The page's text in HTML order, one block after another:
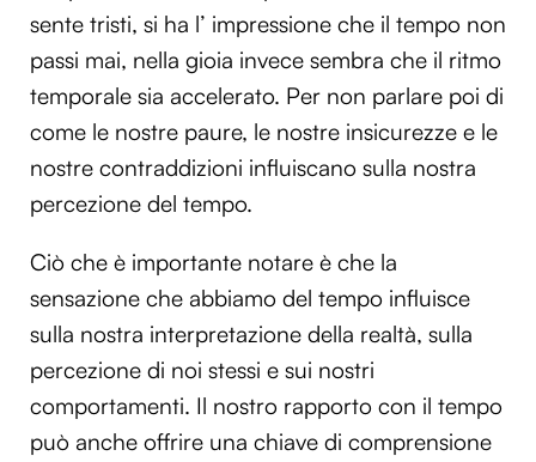
sente tristi, si ha l’ impressione che il tempo non
passi mai, nella gioia invece sembra che il ritmo
temporale sia accelerato. Per non parlare poi di
come le nostre paure, le nostre insicurezze e le
nostre contraddizioni influiscano sulla nostra
percezione del tempo.
Ciò che è importante notare è che la
sensazione che abbiamo del tempo influisce
sulla nostra interpretazione della realtà, sulla
percezione di noi stessi e sui nostri
comportamenti. Il nostro rapporto con il tempo
può anche offrire una chiave di comprensione